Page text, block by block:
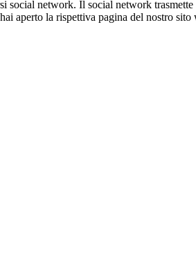
network. Il social network
aperto la rispettiva pagina del nostro sito